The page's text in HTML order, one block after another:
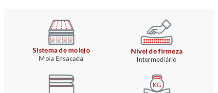
Sistema de molejo
Mola Ensacada
Nível de firmeza
Intermediário